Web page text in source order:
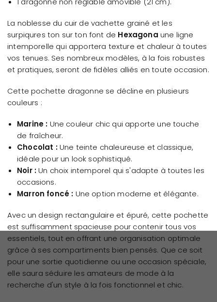
La noblesse du cuir de vachette grainé et les
surpiqures ton sur ton font de Hexagona une ligne
intemporelle qui apportera texture et chaleur à toutes
vos tenues. Ses nombreux modèles, à la fois robustes
et pratiques, seront de fidèles alliés en toute occasion.
Cette pochette dragonne se décline en plusieurs
couleurs :
Marine : Une couleur chic qui apporte une touche
de fraîcheur.
Chocolat :Une teinte chaleureuse et classique,
idéale pour un look sophistiqué.
Noir :Un choix intemporel qui s'adapte à toutes les
occasions.
Marron foncé : Une option moderne et élégante.
Avec un design rectangulaire et épuré, cette pochette
est suffisamment spacieuse pour contenir tous vos
essentiels, tout en offrant une organisation optimale
grâce à ses compartiments bien pensés. Que ce soit
pour une sortie quotidienne ou une occasion spéciale,
elle saura séduire les amateurs de mode à la
recherche d'un style à la fois fonctionnel et chic.